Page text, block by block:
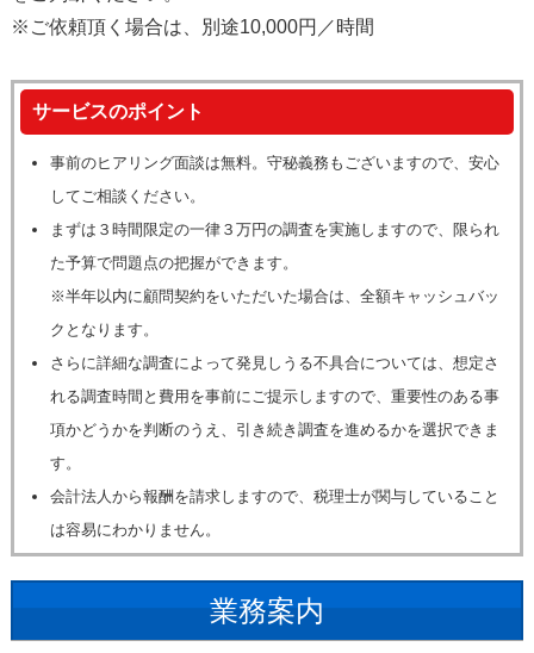
※ご依頼頂く場合は、別途10,000円／時間
サービスのポイント
事前のヒアリング面談は無料。守秘義務もございますので、安心
してご相談ください。
まずは３時間限定の一律３万円の調査を実施しますので、限られ
た予算で問題点の把握ができます。
※半年以内に顧問契約をいただいた場合は、全額キャッシュバッ
クとなります。
さらに詳細な調査によって発見しうる不具合については、想定さ
れる調査時間と費用を事前にご提示しますので、重要性のある事
項かどうかを判断のうえ、引き続き調査を進めるかを選択できま
す。
会計法人から報酬を請求しますので、税理士が関与していること
は容易にわかりません。
業務案内